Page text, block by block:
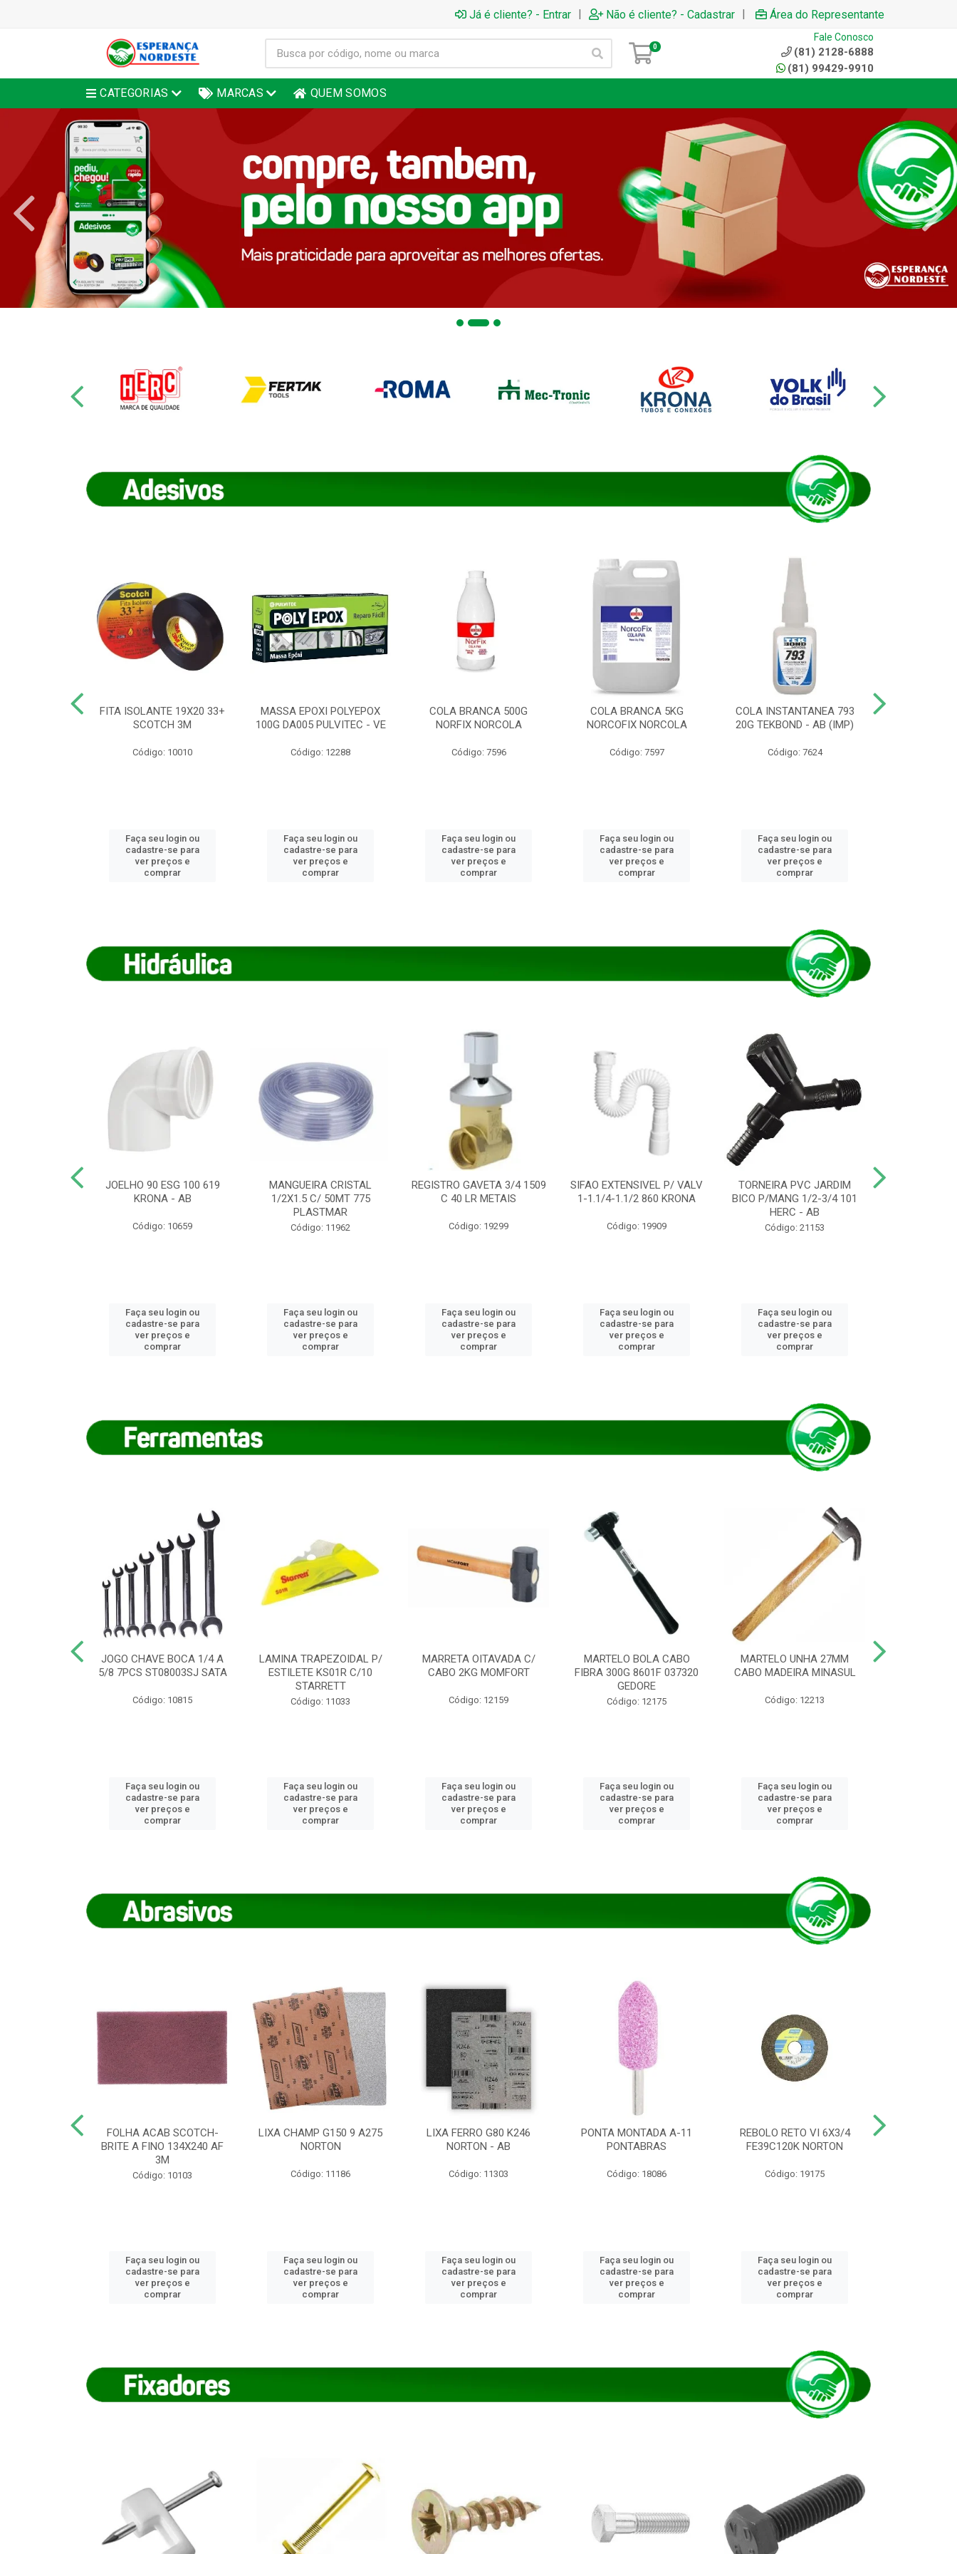
Já é cliente? - Entrar | Não é cliente? - Cadastrar | Área do Representante
0
Fale Conosco
(81) 2128-6888
(81) 99429-9910
CATEGORIAS MARCAS QUEM SOMOS
FITA ISOLANTE 19X20 33+
SCOTCH 3M
Código: 10010
Faça seu login ou
cadastre-se para
ver preços e
comprar
MASSA EPOXI POLYEPOX
100G DA005 PULVITEC - VE
Código: 12288
Faça seu login ou
cadastre-se para
ver preços e
comprar
COLA BRANCA 500G
NORFIX NORCOLA
Código: 7596
Faça seu login ou
cadastre-se para
ver preços e
comprar
COLA BRANCA 5KG
NORCOFIX NORCOLA
Código: 7597
Faça seu login ou
cadastre-se para
ver preços e
comprar
COLA INSTANTANEA 793
20G TEKBOND - AB (IMP)
Código: 7624
Faça seu login ou
cadastre-se para
ver preços e
comprar
JOELHO 90 ESG 100 619
KRONA - AB
Código: 10659
Faça seu login ou
cadastre-se para
ver preços e
comprar
MANGUEIRA CRISTAL
1/2X1.5 C/ 50MT 775
PLASTMAR
Código: 11962
Faça seu login ou
cadastre-se para
ver preços e
comprar
REGISTRO GAVETA 3/4 1509
C 40 LR METAIS
Código: 19299
Faça seu login ou
cadastre-se para
ver preços e
comprar
SIFAO EXTENSIVEL P/ VALV
1-1.1/4-1.1/2 860 KRONA
Código: 19909
Faça seu login ou
cadastre-se para
ver preços e
comprar
TORNEIRA PVC JARDIM
BICO P/MANG 1/2-3/4 101
HERC - AB
Código: 21153
Faça seu login ou
cadastre-se para
ver preços e
comprar
JOGO CHAVE BOCA 1/4 A
5/8 7PCS ST08003SJ SATA
Código: 10815
Faça seu login ou
cadastre-se para
ver preços e
comprar
LAMINA TRAPEZOIDAL P/
ESTILETE KS01R C/10
STARRETT
Código: 11033
Faça seu login ou
cadastre-se para
ver preços e
comprar
MARRETA OITAVADA C/
CABO 2KG MOMFORT
Código: 12159
Faça seu login ou
cadastre-se para
ver preços e
comprar
MARTELO BOLA CABO
FIBRA 300G 8601F 037320
GEDORE
Código: 12175
Faça seu login ou
cadastre-se para
ver preços e
comprar
MARTELO UNHA 27MM
CABO MADEIRA MINASUL
Código: 12213
Faça seu login ou
cadastre-se para
ver preços e
comprar
FOLHA ACAB SCOTCH-
BRITE A FINO 134X240 AF
3M
Código: 10103
Faça seu login ou
cadastre-se para
ver preços e
comprar
LIXA CHAMP G150 9 A275
NORTON
Código: 11186
Faça seu login ou
cadastre-se para
ver preços e
comprar
LIXA FERRO G80 K246
NORTON - AB
Código: 11303
Faça seu login ou
cadastre-se para
ver preços e
comprar
PONTA MONTADA A-11
PONTABRAS
Código: 18086
Faça seu login ou
cadastre-se para
ver preços e
comprar
REBOLO RETO VI 6X3/4
FE39C120K NORTON
Código: 19175
Faça seu login ou
cadastre-se para
ver preços e
comprar